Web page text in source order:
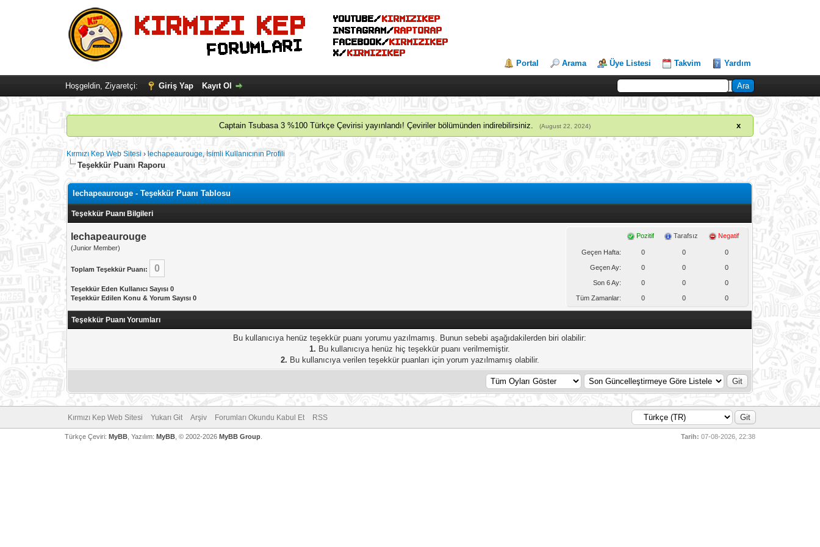
Portal Arama Üye Listesi Takvim Yardım
Hoşgeldin, Ziyaretçi: Giriş Yap Kayıt Ol
Captain Tsubasa 3 %100 Türkçe Çevirisi yayınlandı! Çeviriler bölümünden indirebilirsiniz. (August 22, 2024) x
Kırmızı Kep Web Sitesi › lechapeaurouge, İsimli Kullanıcının Profili
Teşekkür Puanı Raporu
lechapeaurouge - Teşekkür Puanı Tablosu
Teşekkür Puanı Bilgileri
lechapeaurouge
(Junior Member)
Toplam Teşekkür Puanı: 0
Teşekkür Eden Kullanıcı Sayısı 0
Teşekkür Edilen Konu & Yorum Sayısı 0
Pozitif Tarafsız Negatif
Geçen Hafta: 0 0 0
Geçen Ay: 0 0 0
Son 6 Ay: 0 0 0
Tüm Zamanlar: 0 0 0
Teşekkür Puanı Yorumları
Bu kullanıcıya henüz teşekkür puanı yorumu yazılmamış. Bunun sebebi aşağıdakilerden biri olabilir:
1. Bu kullanıcıya henüz hiç teşekkür puanı verilmemiştir.
2. Bu kullanıcıya verilen teşekkür puanları için yorum yazılmamış olabilir.
Kırmızı Kep Web Sitesi Yukarı Git Arşiv Forumları Okundu Kabul Et RSS
Tarih: 07-08-2026, 22:38
Türkçe Çeviri: MyBB, Yazılım: MyBB, © 2002-2026 MyBB Group.